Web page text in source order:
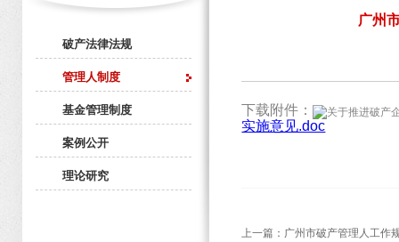
破产法律法规
管理人制度
基金管理制度
案例公开
理论研究
广州
下载附件：
实施意见.doc
上一篇： 广州市破产管理人工作